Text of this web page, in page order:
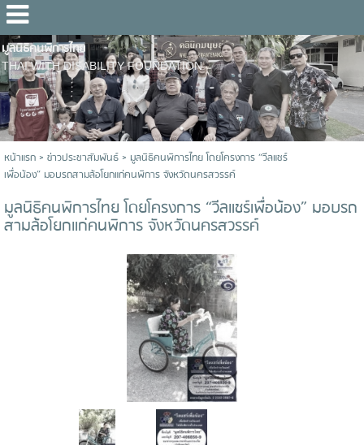
มูลนิธิคนพิการไทย
THAI WITH DISABILITY FOUNDATION
หน้าแรก> ข่าวประชาสัมพันธ์> มูลนิธิคนพิการไทย โดยโครงการ “วีลแชร์
เพื่อน้อง” มอบรถสามล้อโยกแก่คนพิการ จังหวัดนครสวรรค์
มูลนิธิคนพิการไทย โดยโครงการ “วีลแชร์เพื่อน้อง” มอบรถ
สามล้อโยกแก่คนพิการ จังหวัดนครสวรรค์